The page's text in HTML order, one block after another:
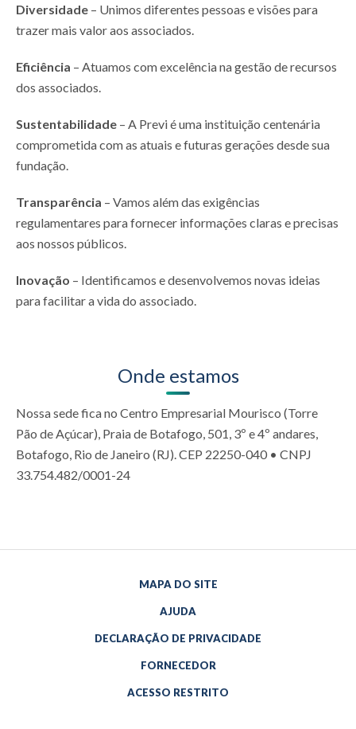
Diversidade – Unimos diferentes pessoas e visões para
trazer mais valor aos associados.
Eficiência – Atuamos com excelência na gestão de recursos
dos associados.
Sustentabilidade – A Previ é uma instituição centenária
comprometida com as atuais e futuras gerações desde sua
fundação.
Transparência – Vamos além das exigências
regulamentares para fornecer informações claras e precisas
aos nossos públicos.
Inovação – Identificamos e desenvolvemos novas ideias
para facilitar a vida do associado.
Onde estamos
Nossa sede fica no Centro Empresarial Mourisco (Torre
Pão de Açúcar), Praia de Botafogo, 501, 3º e 4º andares,
Botafogo, Rio de Janeiro (RJ). CEP 22250-040 • CNPJ
33.754.482/0001-24
MAPA DO SITE
AJUDA
DECLARAÇÃO DE PRIVACIDADE
FORNECEDOR
ACESSO RESTRITO